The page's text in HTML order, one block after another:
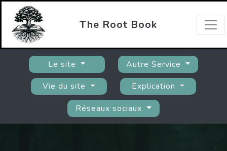
The Root Book
Le site
Autre Service
Vie du site
Explication
Réseaux sociaux